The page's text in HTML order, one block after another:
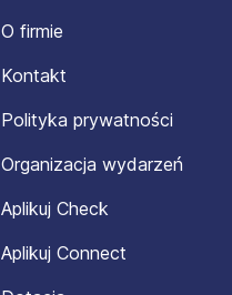
O firmie
Kontakt
Polityka prywatności
Organizacja wydarzeń
Aplikuj Check
Aplikuj Connect